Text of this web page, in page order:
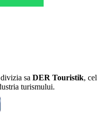
sa DER Touristik, cel
turismului.